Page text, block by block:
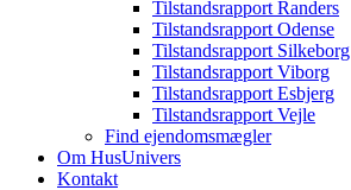
Tilstandsrapport Randers
Tilstandsrapport Odense
Tilstandsrapport Silkeborg
Tilstandsrapport Viborg
Tilstandsrapport Esbjerg
Tilstandsrapport Vejle
Find ejendomsmægler
Om HusUnivers
Kontakt